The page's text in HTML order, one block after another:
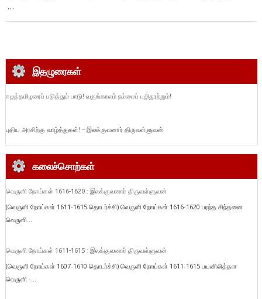
…
இதழுரைகள்
ஈழத்தமிழரைப் படுத்தும் பாடு! வருங்காலம் நம்மைப் பழிதூற்றும்!
புதிய அரசிற்கு வாழ்த்துகள்! – இலக்குவனார் திருவள்ளுவன்
கலைச்சொற்கள்
வெருளி நோய்கள் 1616-1620 : இலக்குவனார் திருவள்ளுவன்
(வெருளி நோய்கள் 1611-1615 தொடர்ச்சி) வெருளி நோய்கள் 1616-1620 பரந்த சிந்தனை
வெருளி...
வெருளி நோய்கள் 1611-1615 : இலக்குவனார் திருவள்ளுவன்
(வெருளி நோய்கள் 1607-1610 தொடர்ச்சி) வெருளி நோய்கள் 1611-1615 பயனிலித்தள
வெருளி -...